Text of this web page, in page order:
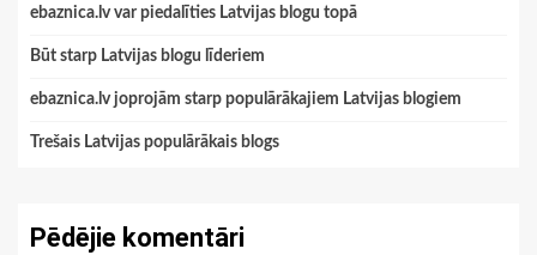
ebaznica.lv var piedalīties Latvijas blogu topā
Būt starp Latvijas blogu līderiem
ebaznica.lv joprojām starp populārākajiem Latvijas blogiem
Trešais Latvijas populārākais blogs
Pēdējie komentāri